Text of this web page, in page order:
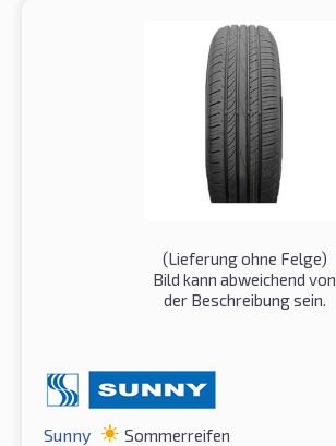
(Lieferung ohne Felge)
Bild kann abweichend von
der Beschreibung sein.
Sunny Sommerreifen